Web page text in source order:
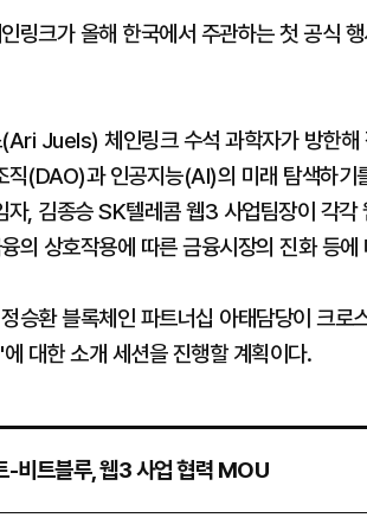
링크가 올해 한국에서 주관하는 첫 공식
Juels) 체인링크 수석 과학자가 방한해
직(DAO)과 인공지능(AI)의 미래 탐색하기
자, 김종승 SK텔레콤 웹3 사업팀장이 각
의 상호작용에 따른 금융시장의 진화 등에
승환 블록체인 파트너십 아태담당이 크
대한 소개 세션을 진행할 계획이다.
-비트블루, 웹3 사업 협력 MOU